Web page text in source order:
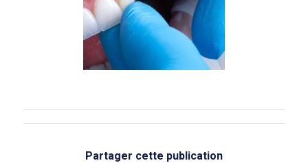
Partager cette publication